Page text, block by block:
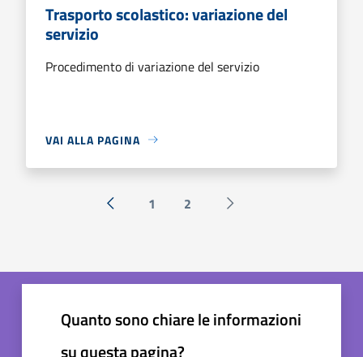
Trasporto scolastico: variazione del
servizio
Procedimento di variazione del servizio
VAI ALLA PAGINA
« Precedente
1 2 Successiva »
Quanto sono chiare le informazioni
su questa pagina?